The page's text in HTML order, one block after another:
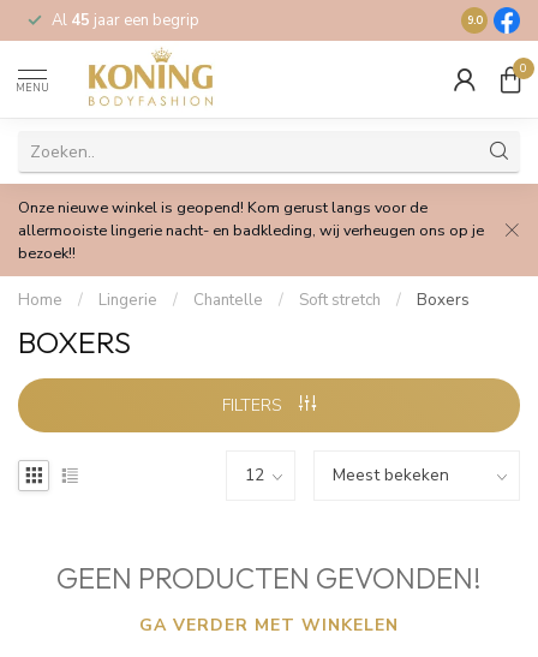
Al 45 jaar een begrip Gratis
9.0
MENU
0
Onze nieuwe winkel is geopend! Kom gerust langs voor de
allermooiste lingerie nacht- en badkleding, wij verheugen ons op je
bezoek!!
Home / Lingerie / Chantelle / Soft stretch / Boxers
BOXERS
FILTERS
GEEN PRODUCTEN GEVONDEN!
GA VERDER MET WINKELEN